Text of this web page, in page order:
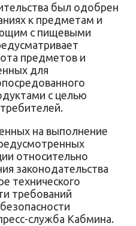
был одобрен
к предметам и
с пищевыми
предметов и
для
с целью
на выполнение
относительно
законодательства
технического
требований
служба Кабмина.